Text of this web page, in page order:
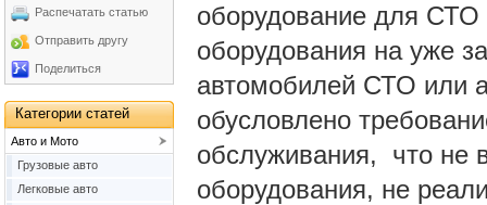
оборудование для СТО
оборудования на уже
автомобилей СТО или
обусловлено
обслуживания, что не
оборудования, не
Распечатать статью
Отправить другу
Поделиться
Категории статей
Авто и Мото
Грузовые авто
Легковые авто